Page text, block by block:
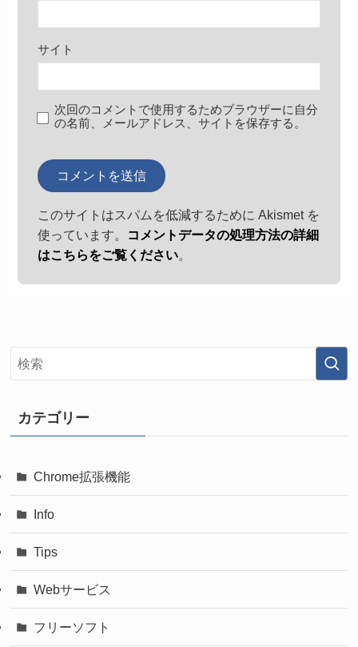
サイト
次回のコメントで使用するためブラウザーに自分
の名前、メールアドレス、サイトを保存する。
このサイトはスパムを低減するために Akismet を
使っています。
コメントデータの処理方法の詳細
はこちらをご覧ください。
カテゴリー
Chrome拡張機能
Info
Tips
Webサービス
フリーソフト